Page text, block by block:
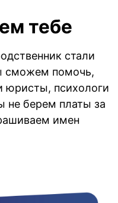
тебе
стали
сможем помочь,
юристы, психологи
не берем платы за
имен